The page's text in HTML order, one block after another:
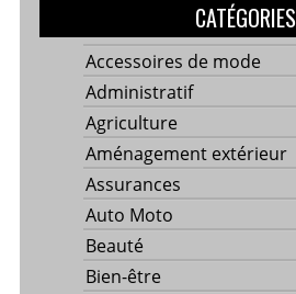
CATÉGORIES
Accessoires de mode
Administratif
Agriculture
Aménagement extérieur
Assurances
Auto Moto
Beauté
Bien-être